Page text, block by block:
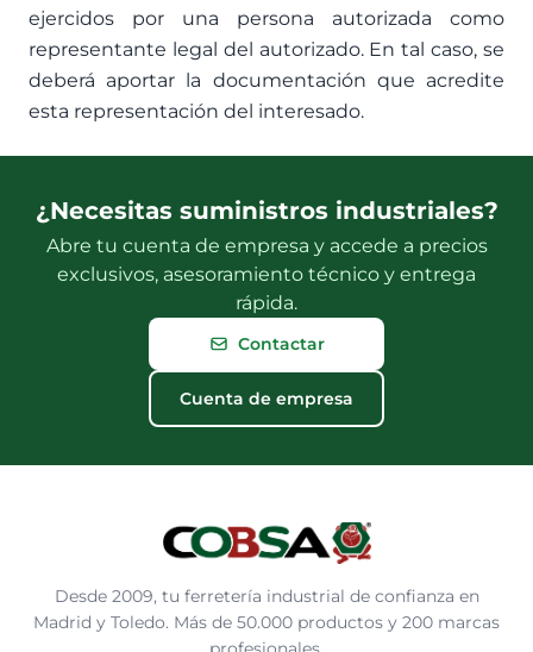
ejercidos por una persona autorizada como
representante legal del autorizado. En tal caso, se
deberá aportar la documentación que acredite
esta representación del interesado.
¿Necesitas suministros industriales?
Abre tu cuenta de empresa y accede a precios
exclusivos, asesoramiento técnico y entrega
rápida.
Contactar
Cuenta de empresa
Desde 2009, tu ferretería industrial de confianza en
Madrid y Toledo. Más de 50.000 productos y 200 marcas